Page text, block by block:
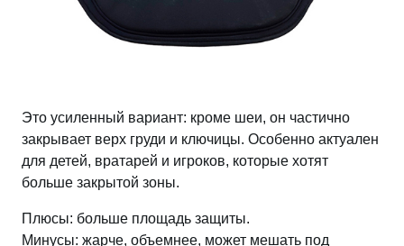
Это усиленный вариант: кроме шеи, он частично
закрывает верх груди и ключицы. Особенно актуален
для детей, вратарей и игроков, которые хотят
больше закрытой зоны.
Плюсы: больше площадь защиты.
Минусы: жарче, объемнее, может мешать под